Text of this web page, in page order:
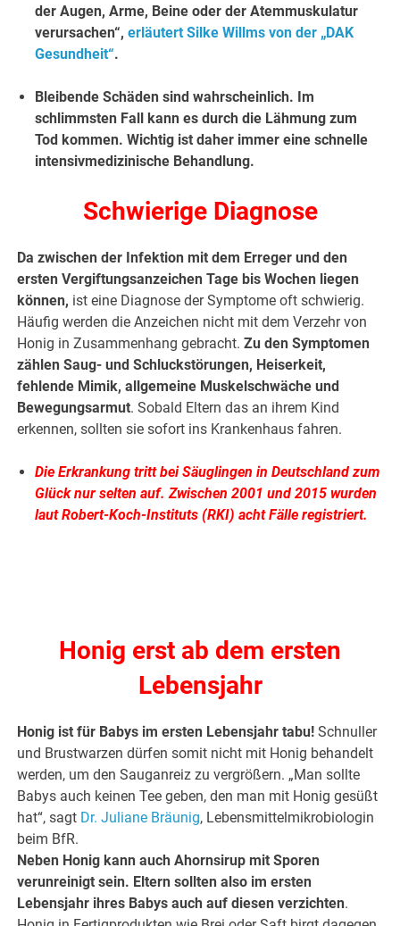
der Augen, Arme, Beine oder der Atemmuskulatur
verursachen“,erläutert Silke Willms von der „DAK
Gesundheit“.
Bleibende Schäden sind wahrscheinlich. Im
schlimmsten Fall kann es durch die Lähmung zum
Tod kommen. Wichtig ist daher immer eine schnelle
intensivmedizinische Behandlung.
Schwierige Diagnose
Da zwischen der Infektion mit dem Erreger und den
ersten Vergiftungsanzeichen Tage bis Wochen liegen
können, ist eine Diagnose der Symptome oft schwierig.
Häufig werden die Anzeichen nicht mit dem Verzehr von
Honig in Zusammenhang gebracht.Zu den Symptomen
zählen Saug- und Schluckstörungen, Heiserkeit,
fehlende Mimik, allgemeine Muskelschwäche und
Bewegungsarmut. Sobald Eltern das an ihrem Kind
erkennen, sollten sie sofort ins Krankenhaus fahren.
Die Erkrankung tritt bei Säuglingen in Deutschland zum
Glück nur selten auf. Zwischen 2001 und 2015 wurden
laut Robert-Koch-Instituts (RKI) acht Fälle registriert.
Honig erst ab dem ersten
Lebensjahr
Honig ist für Babys im ersten Lebensjahr tabu!Schnuller
und Brustwarzen dürfen somit nicht mit Honig behandelt
werden, um den Sauganreiz zu vergrößern. „Man sollte
Babys auch keinen Tee geben, den man mit Honig gesüßt
hat“, sagt Dr. Juliane Bräunig, Lebensmittelmikrobiologin
beim BfR.
Neben Honig kann auch Ahornsirup mit Sporen
verunreinigt sein. Eltern sollten also im ersten
Lebensjahr ihres Babys auch auf diesen verzichten.